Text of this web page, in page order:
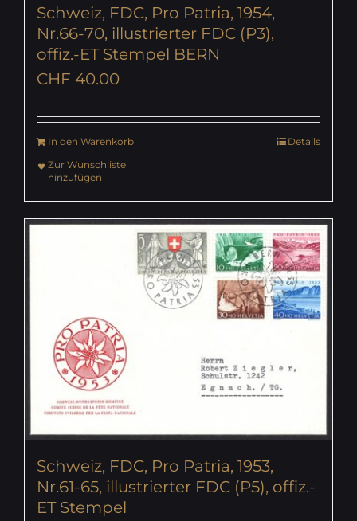
Schweiz, FDC, Pro Patria, 1954,
Nr.66-70, illustrierter FDC (P3),
offiz.-ET Stempel BERN
CHF 40.00
In den Warenkorb
Details
Zur Wunschliste
hinzufügen
Schweiz, FDC, Pro Patria, 1953,
Nr.61-65, illustrierter FDC (P5), offiz.-
ET Stempel